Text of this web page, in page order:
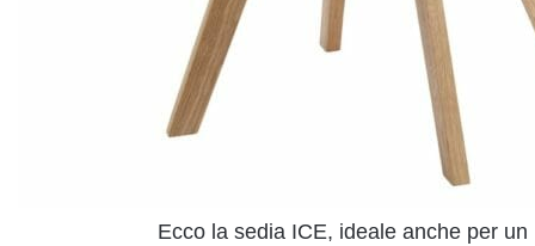
Ecco la sedia ICE, ideale anche per un